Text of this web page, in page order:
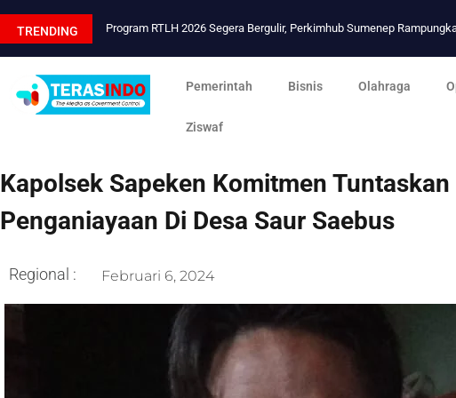
TRENDING Program RTLH 2026 Segera Bergulir, Perkimhub Sumenep
Pemerintah Bisnis Olahraga
Ziswaf
Kapolsek Sapeken Komitmen Tuntaskan
Penganiayaan Di Desa Saur Saebus
Regional : Februari 6, 2024